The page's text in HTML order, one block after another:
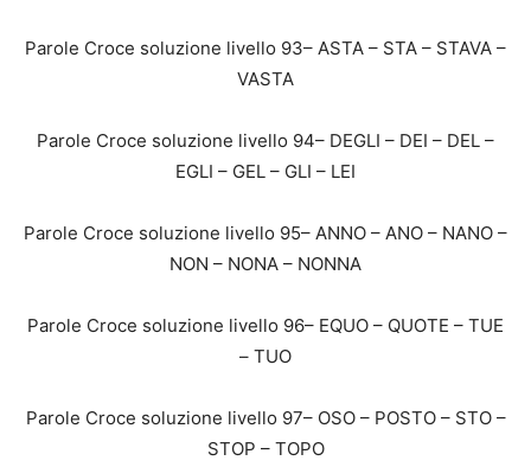
Parole Croce soluzione livello 93– ASTA – STA – STAVA –
VASTA
Parole Croce soluzione livello 94– DEGLI – DEI – DEL –
EGLI – GEL – GLI – LEI
Parole Croce soluzione livello 95– ANNO – ANO – NANO –
NON – NONA – NONNA
Parole Croce soluzione livello 96– EQUO – QUOTE – TUE
– TUO
Parole Croce soluzione livello 97– OSO – POSTO – STO –
STOP – TOPO